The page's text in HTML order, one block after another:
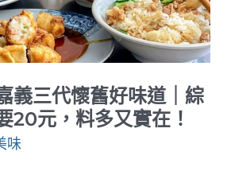
義三代懷舊好味道｜綜
20元，料多又實在！
味